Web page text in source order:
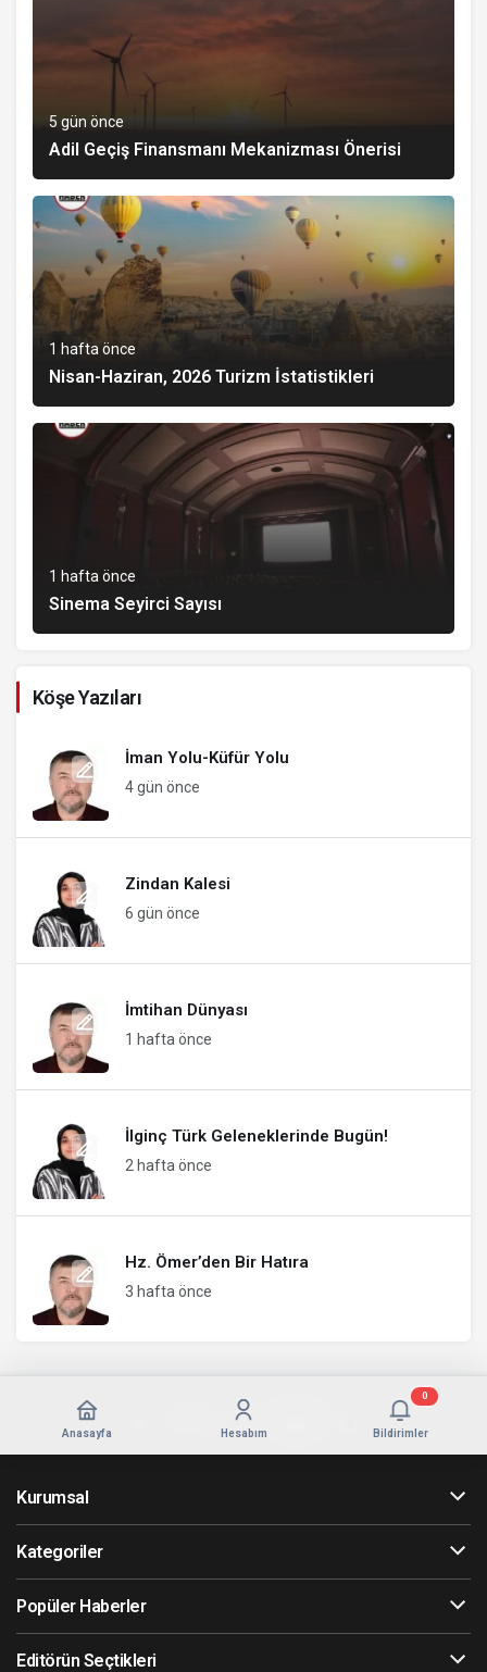
5 gün önce
Adil Geçiş Finansmanı Mekanizması Önerisi
1 hafta önce
Nisan-Haziran, 2026 Turizm İstatistikleri
1 hafta önce
Sinema Seyirci Sayısı
Köşe Yazıları
İman Yolu-Küfür Yolu
4 gün önce
Zindan Kalesi
6 gün önce
İmtihan Dünyası
1 hafta önce
İlginç Türk Geleneklerinde Bugün!
2 hafta önce
Hz. Ömer’den Bir Hatıra
3 hafta önce
Anasayfa Hesabım Bildirimler
0
Kurumsal
Kategoriler
Popüler Haberler
Editörün Seçtikleri